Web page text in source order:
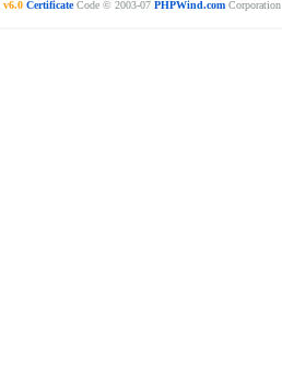
v6.0 CertificateCode © 2003-07 PHPWind.com Corporation